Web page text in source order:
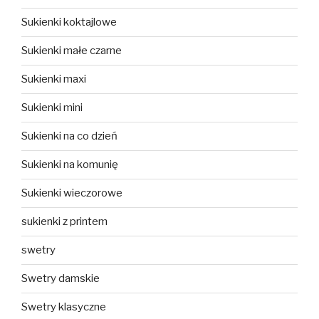
Sukienki koktajlowe
Sukienki małe czarne
Sukienki maxi
Sukienki mini
Sukienki na co dzień
Sukienki na komunię
Sukienki wieczorowe
sukienki z printem
swetry
Swetry damskie
Swetry klasyczne